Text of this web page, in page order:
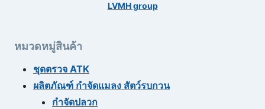
LVMH group
หมวดหมู่สินค้า
ชุดตรวจ ATK
ผลิตภัณฑ์ กำจัดแมลง สัตว์รบกวน
กำจัดปลวก